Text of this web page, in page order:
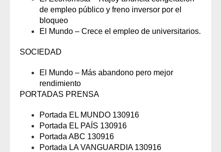
de empleo público y freno inversor por el
bloqueo
El Mundo – Crece el empleo de universitarios.
SOCIEDAD
El Mundo – Más abandono pero mejor
rendimiento
PORTADAS PRENSA
Portada EL MUNDO 130916
Portada EL PAÍS 130916
Portada ABC 130916
Portada LA VANGUARDIA 130916